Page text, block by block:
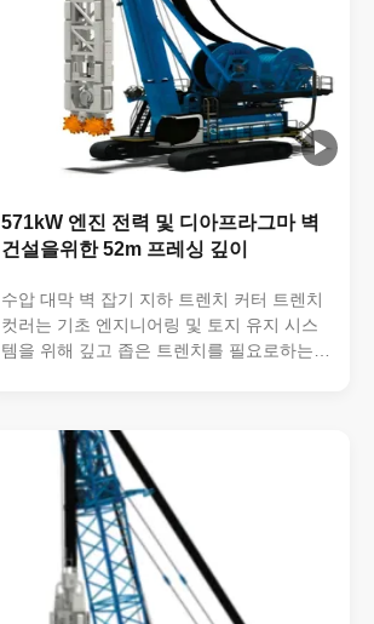
571kW 엔진 전력 및 디아프라그마 벽
건설을위한 52m 프레싱 깊이
수압 대막 벽 잡기 지하 트렌치 커터 트렌치
컷러는 기초 엔지니어링 및 토지 유지 시스
템을 위해 깊고 좁은 트렌치를 필요로하는
제 에서 탁월 한 성능 과 정확성 을 발휘 합
니다. 주요 특징 571 kW 엔진 전력어려운 토
양 및 암석 조건에서 효율적인 작동을 위해
160 톤 가동 무게안정성과 내구성을 제공합
니다. SH30/40 툴 홀더 모델최적의 안정성
과 절단 머리의 적응성을 위해 29.6m 기계
높이길게 절단하는 팔을 수용 할 수 있습니
다. 효...